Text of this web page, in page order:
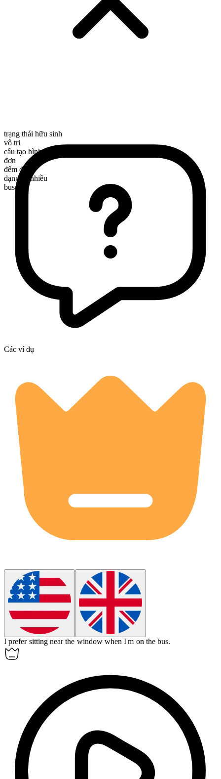
trạng thái hữu sinh
vô tri
cấu tạo hình thái
đơn
đếm được
dạng số nhiều
buses
Các ví dụ
I prefer sitting near the window when I'm on thebus.